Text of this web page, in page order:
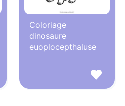
Coloriage
dinosaure
euoplocepthaluse